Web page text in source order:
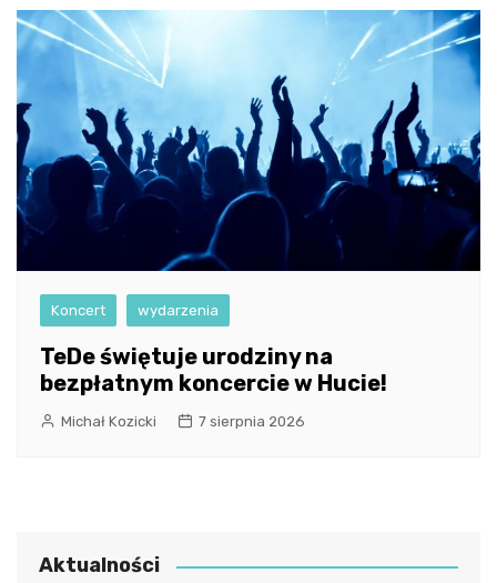
Koncert wydarzenia
TeDe świętuje urodziny na
bezpłatnym koncercie w Hucie!
Michał Kozicki 7 sierpnia 2026
Aktualności